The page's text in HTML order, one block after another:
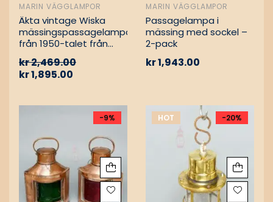
MARIN VÄGGLAMPOR
Äkta vintage Wiska
mässingspassagelampa
från 1950-talet från
kr2,469.00
kr1,895.00
MARIN VÄGGLAMPOR
Passagelampa i
mässing med sockel –
2-pack
kr1,943.00
-9% HOT -20%